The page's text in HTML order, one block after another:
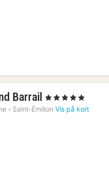
Barrail 1
nat
, 5 Stjerner
› Saint-Émilion Vis på kort